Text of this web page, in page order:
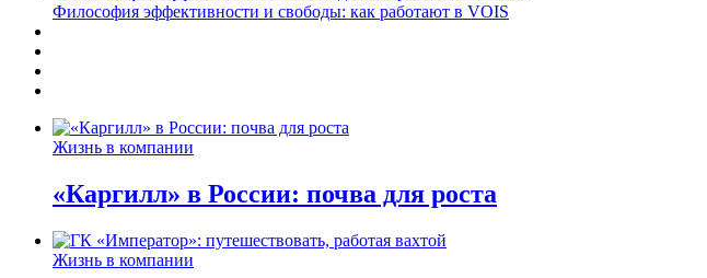
Философия эффективности и свободы: как работают в VOIS
Жизнь в компании
«Каргилл» в России: почва для роста
Жизнь в компании